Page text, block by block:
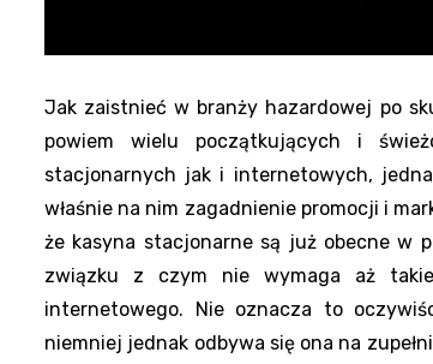
Jak zaistnieć w branży hazardowej po
powiem wielu początkujących i
stacjonarnych jak i internetowych,
właśnie na nim zagadnienie promocji i
że kasyna stacjonarne są już obecne w
związku z czym nie wymaga aż
internetowego. Nie oznacza to
niemniej jednak odbywa się ona na